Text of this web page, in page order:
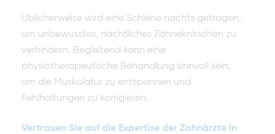
Üblicherweise wird eine Schiene nachts getragen,
um unbewusstes, nächtliches Zähneknirschen zu
verhindern. Begleitend kann eine
physiotherapeutische Behandlung sinnvoll sein,
um die Muskulatur zu entspannen und
Fehlhaltungen zu korrigieren.
Vertrauen Sie auf die Expertise der Zahnärzte in